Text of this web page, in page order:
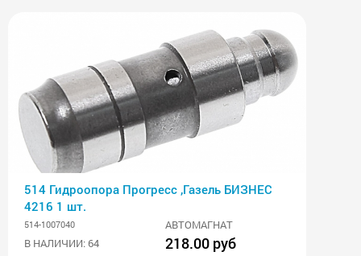
514 Гидроопора Прогресс ,Газель БИЗНЕС
4216 1 шт.
514-1007040
АВТОМАГНАТ
В НАЛИЧИИ: 64
218.00 руб